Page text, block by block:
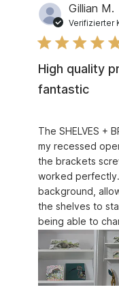
Gillian M.
Verifizierter
High quality
fantastic
The SHELVES +
my recessed
the brackets
worked
background,
the shelves to
being able to
read more